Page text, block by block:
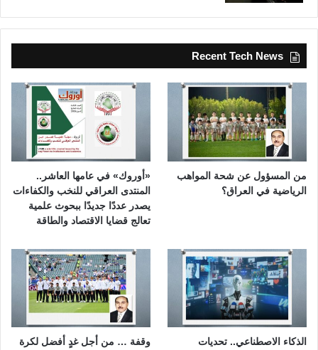
Recent Tech News
من المسؤول عن شحة المواهب
الرياضية في العراق؟
«أوروك» في عامها العاشر..
المنتدى العراقي للنخب والكفاءات
يصدر عددًا جديدًا ببحوث علمية
تعالج قضايا الاقتصاد والطاقة
الذكاء الاصطناعي.. تحديات
وقفة … من أجل غدٍ أفضل لكرة